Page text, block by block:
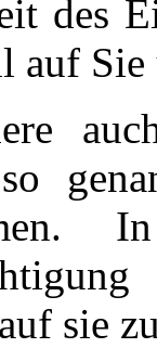
des
auf Sie
sie